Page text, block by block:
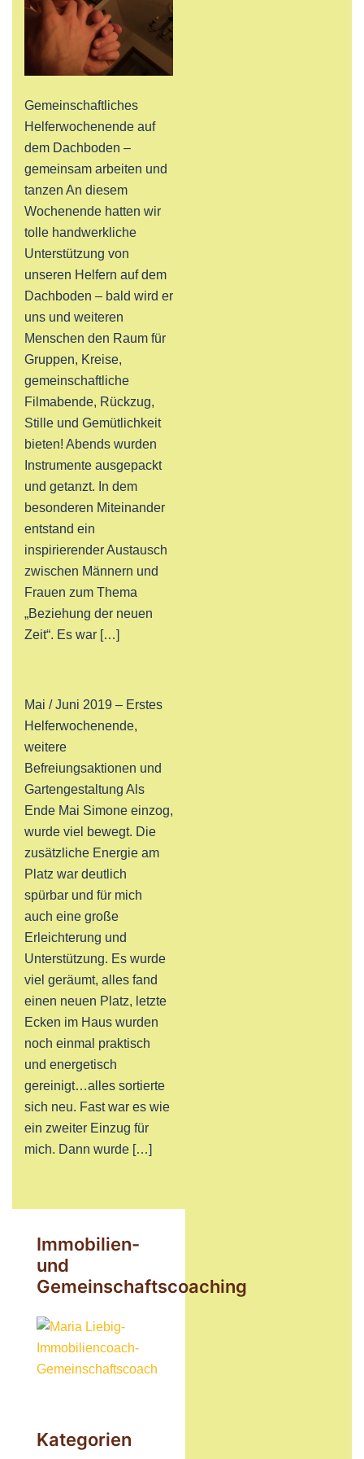
Gemeinschaftliches
Helferwochenende auf
dem Dachboden –
gemeinsam arbeiten und
tanzen An diesem
Wochenende hatten wir
tolle handwerkliche
Unterstützung von
unseren Helfern auf dem
Dachboden – bald wird er
uns und weiteren
Menschen den Raum für
Gruppen, Kreise,
gemeinschaftliche
Filmabende, Rückzug,
Stille und Gemütlichkeit
bieten! Abends wurden
Instrumente ausgepackt
und getanzt. In dem
besonderen Miteinander
entstand ein
inspirierender Austausch
zwischen Männern und
Frauen zum Thema
„Beziehung der neuen
Zeit“. Es war […]
Mai / Juni 2019 – Erstes
Helferwochenende,
weitere
Befreiungsaktionen und
Gartengestaltung Als
Ende Mai Simone einzog,
wurde viel bewegt. Die
zusätzliche Energie am
Platz war deutlich
spürbar und für mich
auch eine große
Erleichterung und
Unterstützung. Es wurde
viel geräumt, alles fand
einen neuen Platz, letzte
Ecken im Haus wurden
noch einmal praktisch
und energetisch
gereinigt…alles sortierte
sich neu. Fast war es wie
ein zweiter Einzug für
mich. Dann wurde […]
Immobilien-
und
Gemeinschaftscoaching
Kategorien